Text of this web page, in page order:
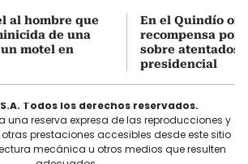
al hombre que
de una
motel en
En el Quindío
recompensa por
sobre atentados
presidencial
S.A. Todos los derechos reservados.
una reserva expresa de las reproducciones y
prestaciones accesibles desde este sitio
mecánica u otros medios que resulten